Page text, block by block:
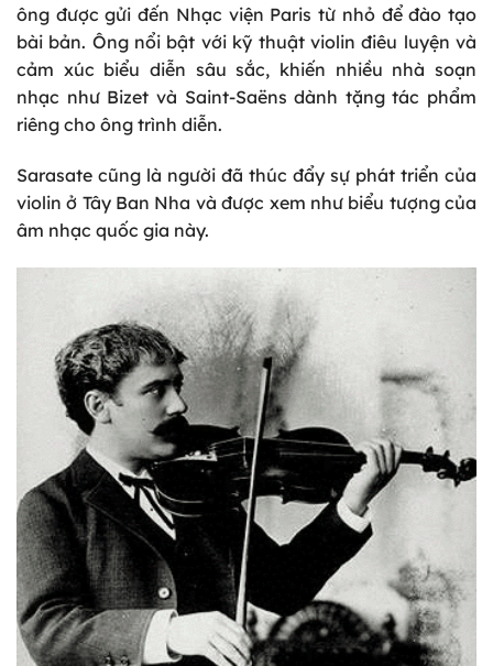
ông được gửi đến Nhạc viện Paris từ nhỏ để đào tạo
bài bản. Ông nổi bật với kỹ thuật violin điêu luyện và
cảm xúc biểu diễn sâu sắc, khiến nhiều nhà soạn
nhạc như Bizet và Saint-Saëns dành tặng tác phẩm
riêng cho ông trình diễn.
Sarasate cũng là người đã thúc đẩy sự phát triển của
violin ở Tây Ban Nha và được xem như biểu tượng của
âm nhạc quốc gia này.